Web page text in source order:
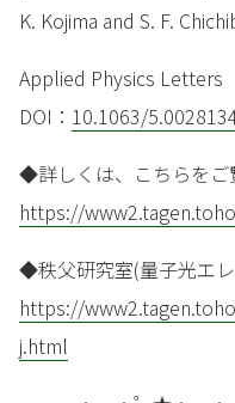
K. Kojima and S. F.
Applied Physics Letters
DOI： 10.1063/
◆詳しくは、こちらをご
https://
◆秩父研究室(量子光エ
https://
j.html